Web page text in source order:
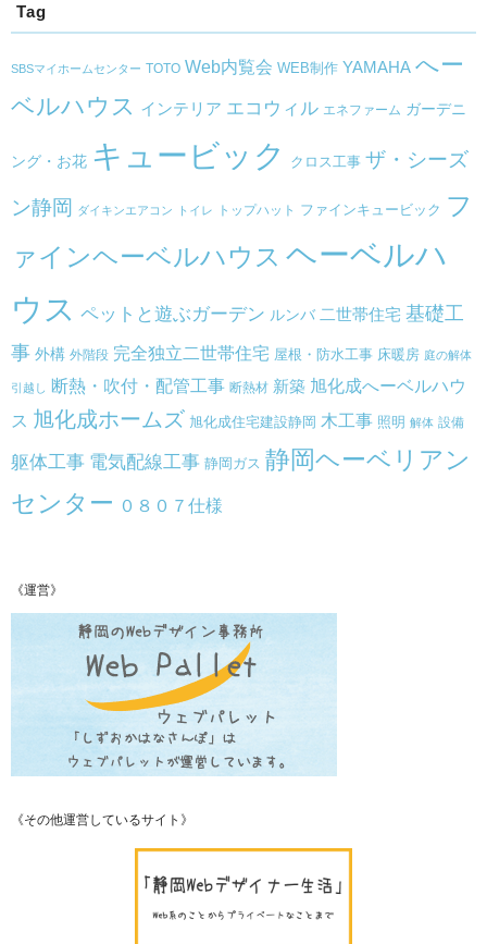
Tag
SBSマイホームセンター TOTO Web内覧会 WEB制作 YAMAHA へー
ベルハウス インテリア エコウィル エネファーム ガーデニ
ング・お花 キュービック クロス工事 ザ・シーズ
ン静岡 ダイキンエアコン トイレ トップハット ファインキュービック フ
ァインヘーベルハウス ヘーベルハ
ウス ペットと遊ぶガーデン ルンバ 二世帯住宅 基礎工
事 外構 外階段 完全独立二世帯住宅 屋根・防水工事 床暖房 庭の解体
引越し 断熱・吹付・配管工事 断熱材 新築 旭化成へーベルハウ
ス 旭化成ホームズ 旭化成住宅建設静岡 木工事 照明 解体 設備
躯体工事 電気配線工事 静岡ガス 静岡ヘーベリアン
センター ０８０７仕様
《運営》
《その他運営しているサイト》